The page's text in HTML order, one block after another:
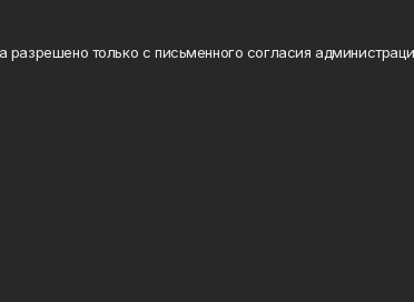
только с письменного согласия